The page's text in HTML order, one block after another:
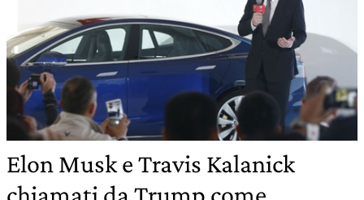
Elon Musk e Travis Kalanick